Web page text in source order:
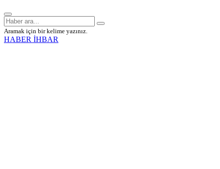
Aramak için bir kelime yazınız.
HABER İHBAR